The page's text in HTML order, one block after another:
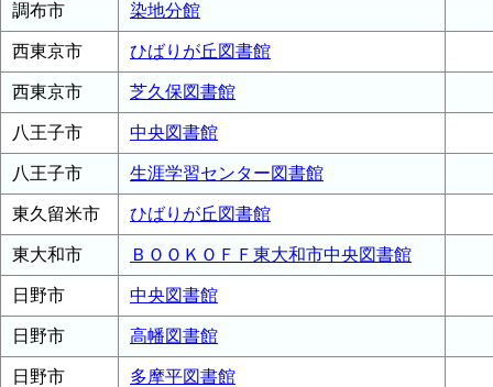
調布市 染地分館
西東京市 ひばりが丘図書館
西東京市 芝久保図書館
八王子市 中央図書館
八王子市 生涯学習センター図書館
東久留米市 ひばりが丘図書館
東大和市 ＢＯＯＫＯＦＦ東大和市中央図書館
日野市 中央図書館
日野市 高幡図書館
日野市 多摩平図書館